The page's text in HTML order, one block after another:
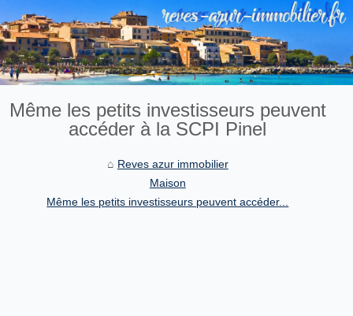
Même les petits investisseurs peuvent
accéder à la SCPI Pinel
Reves azur immobilier
Maison
Même les petits investisseurs peuvent accéder...